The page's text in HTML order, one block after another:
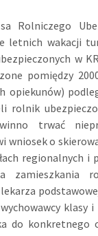
Rolniczego
letnich wakacji
w
pomiędzy
opiekunów)
rolnik
trwać
wniosek o
regionalnych i
zamieszkania
klasy
do